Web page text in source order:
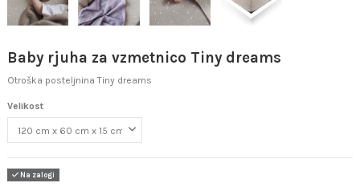
Baby rjuha za vzmetnico Tiny dreams
Otroška posteljnina Tiny dreams
Velikost
Na zalogi